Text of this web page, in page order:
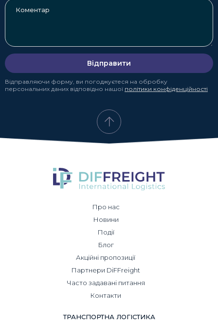
Відправити
Відправляючи форму, ви погоджуєтеся на обробку
персональних даних відповідно нашої політики конфіденційності
Про нас
Новини
Події
Блог
Акційні пропозиції
Партнери DiFFreight
Часто задавані питання
Контакти
ТРАНСПОРТНА ЛОГІСТИКА